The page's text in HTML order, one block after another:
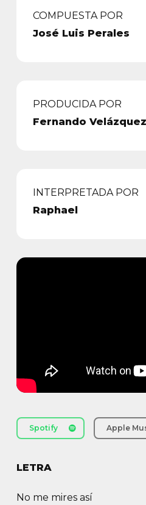
LETRA
No me mires así
COMPUESTA POR
José Luis Perales
PRODUCIDA POR
Fernando Velázquez
INTERPRETADA POR
Raphael
Spotify Apple